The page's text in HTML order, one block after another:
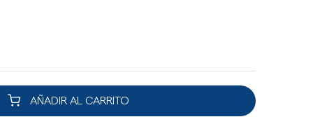
AÑADIR AL CARRITO